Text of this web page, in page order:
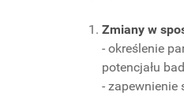
Zmiany w
- określenie
potencjału
- zapewnienie